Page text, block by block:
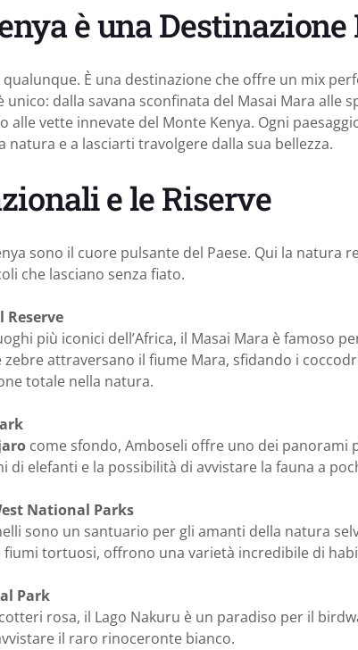
è una
qualunque. È una destinazione che offre un mix
unico: dalla savana sconfinata del Masai Mara alle
alle vette innevate del Monte Kenya. Ogni
natura e a lasciarti travolgere dalla sua bellezza.
e le Riserve
sono il cuore pulsante del Paese. Qui la natura
che lasciano senza fiato.
Reserve
più iconici dell’Africa, il Masai Mara è famoso
attraversano il fiume Mara, sfidando i
totale nella natura.
come sfondo, Amboseli offre uno dei panorami
di elefanti e la possibilità di avvistare la fauna a
National Parks
sono un santuario per gli amanti della natura
fiumi tortuosi, offrono una varietà incredibile di
Park
rosa, il Lago Nakuru è un paradiso per il
il raro rinoceronte bianco.